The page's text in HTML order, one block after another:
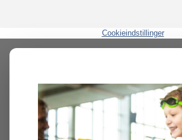
Cookieindstillinger